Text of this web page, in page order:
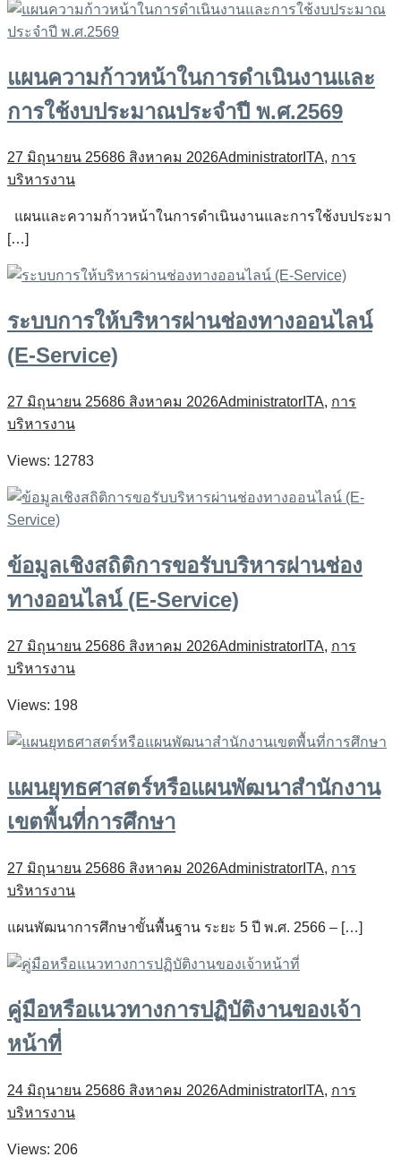
แผนความก้าวหน้าในการดำเนินงานและ
การใช้งบประมาณประจำปี พ.ศ.2569
27 มิถุนายน 25686 สิงหาคม 2026Administrator ITA, การ
บริหารงาน
แผนและความก้าวหน้าในการดำเนินงานและการใช้งบประมา
[…]
ระบบการให้บริหารผ่านช่องทางออนไลน์
(E-Service)
27 มิถุนายน 25686 สิงหาคม 2026Administrator ITA, การ
บริหารงาน
Views: 12783
ข้อมูลเชิงสถิติการขอรับบริหารผ่านช่อง
ทางออนไลน์ (E-Service)
27 มิถุนายน 25686 สิงหาคม 2026Administrator ITA, การ
บริหารงาน
Views: 198
แผนยุทธศาสตร์หรือแผนพัฒนาสำนักงาน
เขตพื้นที่การศึกษา
27 มิถุนายน 25686 สิงหาคม 2026Administrator ITA, การ
บริหารงาน
แผนพัฒนาการศึกษาขั้นพื้นฐาน ระยะ 5 ปี พ.ศ. 2566 – […]
คู่มือหรือแนวทางการปฏิบัติงานของเจ้า
หน้าที่
24 มิถุนายน 25686 สิงหาคม 2026Administrator ITA, การ
บริหารงาน
Views: 206